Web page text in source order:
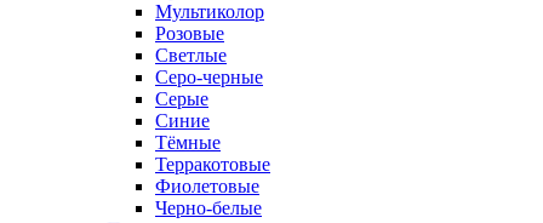
Мультиколор
Розовые
Светлые
Серо-черные
Серые
Синие
Тёмные
Терракотовые
Фиолетовые
Черно-белые